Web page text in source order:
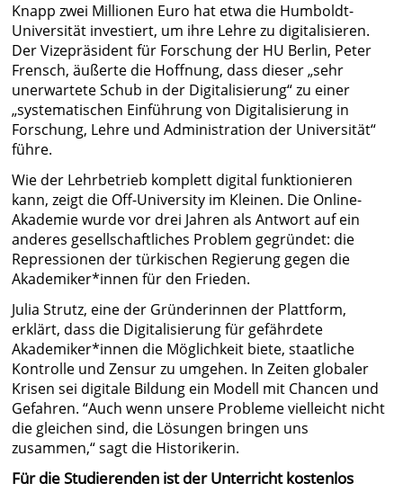
Knapp zwei Millionen Euro hat etwa die Humboldt-
Universität investiert, um ihre Lehre zu digitalisieren.
Der Vizepräsident für Forschung der HU Berlin, Peter
Frensch, äußerte die Hoffnung, dass dieser „sehr
unerwartete Schub in der Digitalisierung“ zu einer
„systematischen Einführung von Digitalisierung in
Forschung, Lehre und Administration der Universität“
führe.
Wie der Lehrbetrieb komplett digital funktionieren
kann, zeigt die Off-University im Kleinen. Die Online-
Akademie wurde vor drei Jahren als Antwort auf ein
anderes gesellschaftliches Problem gegründet: die
Repressionen der türkischen Regierung gegen die
Akademiker*innen für den Frieden.
Julia Strutz, eine der Gründerinnen der Plattform,
erklärt, dass die Digitalisierung für gefährdete
Akademiker*innen die Möglichkeit biete, staatliche
Kontrolle und Zensur zu umgehen. In Zeiten globaler
Krisen sei digitale Bildung ein Modell mit Chancen und
Gefahren. “Auch wenn unsere Probleme vielleicht nicht
die gleichen sind, die Lösungen bringen uns
zusammen,“ sagt die Historikerin.
Für die Studierenden ist der Unterricht kostenlos